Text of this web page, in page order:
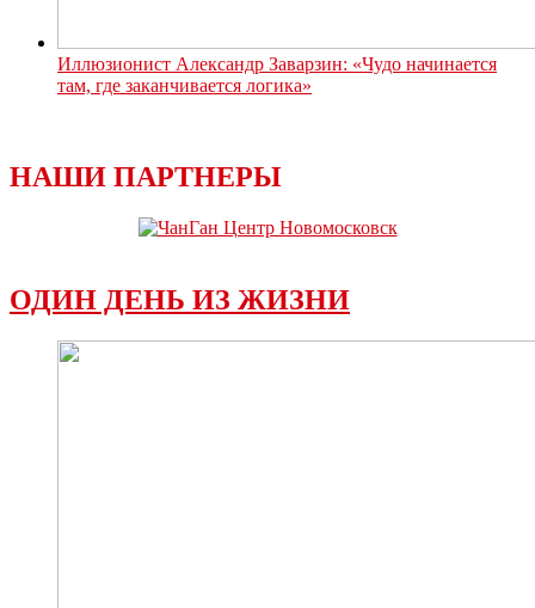
Иллюзионист Александр Заварзин: «Чудо начинается
там, где заканчивается логика»
НАШИ ПАРТНЕРЫ
ОДИН ДЕНЬ ИЗ ЖИЗНИ